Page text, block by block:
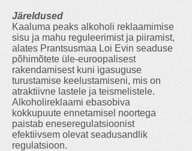
Järeldused
Kaaluma peaks alkoholi reklaamimise
sisu ja mahu reguleerimist ja piiramist,
alates Prantsusmaa Loi Evin seaduse
põhimõtete üle-euroopalisest
rakendamisest kuni igasuguse
turustamise keelustamiseni, mis on
atraktiivne lastele ja teismelistele.
Alkoholireklaami ebasobiva
kokkupuute ennetamisel noortega
paistab eneseregulatsioonist
efektiivsem olevat seadusandlik
regulatsioon.